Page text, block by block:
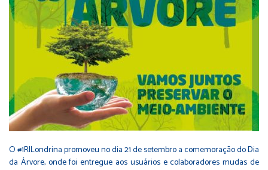
O #1RILondrina promoveu no dia 21 de setembro a comemoração do Dia
da Árvore, onde foi entregue aos usuários e colaboradores mudas de